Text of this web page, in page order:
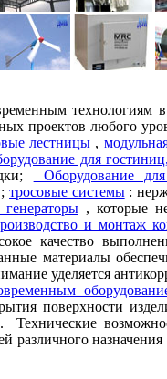
технологиям
проектов любого
лестницы ,
для
Оборудование
тросовые системы:
, которые
и монтаж
качество
материалы
уделяется
поверхности